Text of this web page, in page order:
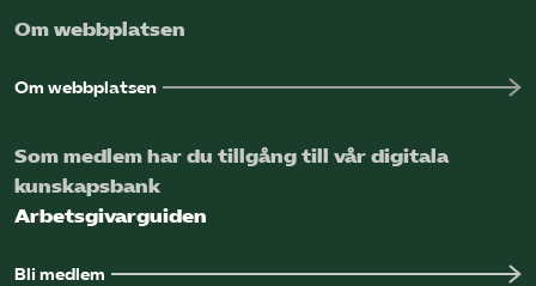
Om webbplatsen
Om webbplatsen
Som medlem har du tillgång till vår digitala
kunskapsbank
Arbetsgivarguiden
Bli medlem